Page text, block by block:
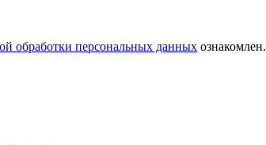
обработки персональных данных ознакомлен.